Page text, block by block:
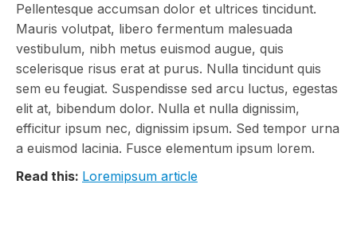
Pellentesque accumsan dolor et ultrices tincidunt.
Mauris volutpat, libero fermentum malesuada
vestibulum, nibh metus euismod augue, quis
scelerisque risus erat at purus. Nulla tincidunt quis
sem eu feugiat. Suspendisse sed arcu luctus, egestas
elit at, bibendum dolor. Nulla et nulla dignissim,
efficitur ipsum nec, dignissim ipsum. Sed tempor urna
a euismod lacinia. Fusce elementum ipsum lorem.
Read this: Loremipsum article